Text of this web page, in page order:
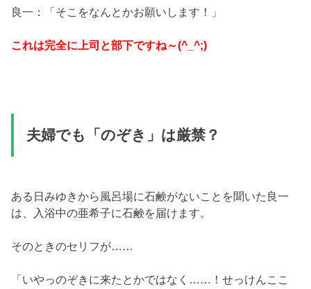
良一：「そこをなんとかお願いします！」
これは完全に上司と部下ですね～(^_^;)
夫婦でも「のぞき」は厳禁？
ある日みゆきから風呂場に石鹸がないことを聞いた良一
は、入浴中の亜希子に石鹸を届けます。
そのときのセリフが……
「いやっのぞきに来たとかではなく……！せっけんここ